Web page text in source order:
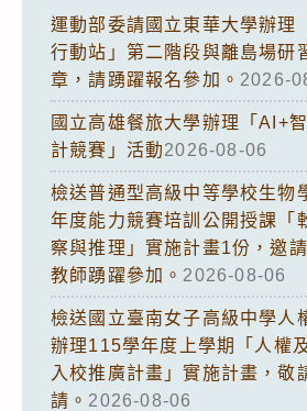
運動部委請國立東華大學辦理
行動站」第二階段與離島場研
章，請踴躍報名參加。 2026-
國立高雄餐旅大學辦理「AI+
計競賽」活動2026-08-06
檢送普通型高級中等學校生物
年度能力競賽培訓公開授課「
察與推理」實施計畫1份，邀
教師踴躍參加。 2026-08-06
檢送國立臺南女子高級中學人
辦理115學年度上學期「人權
入校推廣計畫」實施計畫，敬
請。 2026-08-06